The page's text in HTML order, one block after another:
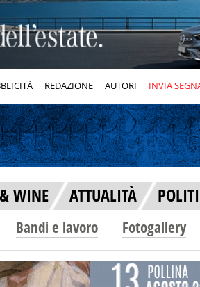
REDAZIONE AUTORI INVIA
WINE ATTUALITÀ
Bandi e lavoro Fotogallery